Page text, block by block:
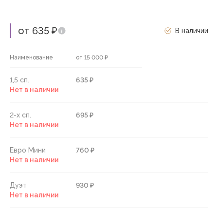
от 635 ₽ В наличии
Наименование от 15 000 ₽
1,5 сп.
635 ₽
Нет в наличии
2-х сп.
695 ₽
Нет в наличии
Евро Мини
760 ₽
Нет в наличии
Дуэт
930 ₽
Нет в наличии